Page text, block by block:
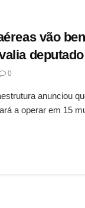
vão
0
anunciou
a operar em 15